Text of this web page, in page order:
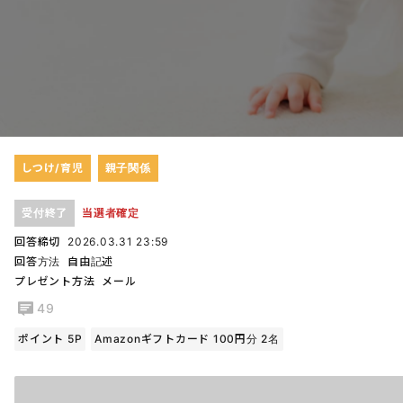
しつけ/育児 親子関係
受付終了 当選者確定
回答締切
2026.03.31 23:59
回答方法
自由記述
プレゼント方法
メール
49
ポイント 5P Amazonギフトカード 100円分 2名